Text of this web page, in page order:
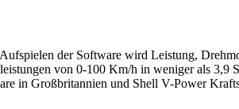
der Software wird Leistung,
von 0-100 Km/h in weniger als 3,9
in Großbritannien und Shell V-Power